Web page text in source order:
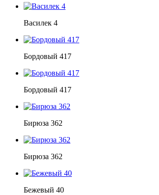
Василек 4
Бордовый 417
Бордовый 417
Бирюза 362
Бирюза 362
Бежевый 40